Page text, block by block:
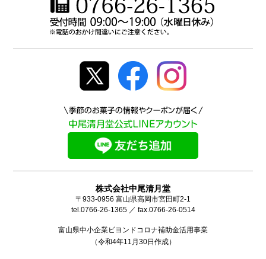
株式会社中尾清月堂
〒933-0956 富山県高岡市宮田町2-1
tel.0766-26-1365 ／ fax.0766-26-0514
富山県中小企業ビヨンドコロナ補助金活用事業
（令和4年11月30日作成）